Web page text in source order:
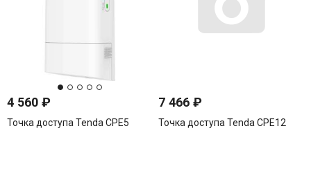
4 560 ₽
Точка доступа Tenda CPE5
7 466₽
Точка доступа Tenda CPE12